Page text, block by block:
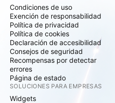
Condiciones de uso
Exención de responsabilidad
Política de privacidad
Política de cookies
Declaración de accesibilidad
Consejos de seguridad
Recompensas por detectar
errores
Página de estado
SOLUCIONES PARA EMPRESAS
Widgets